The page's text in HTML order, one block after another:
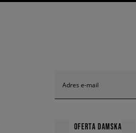
Adres e-mail
OFERTA DAMSKA